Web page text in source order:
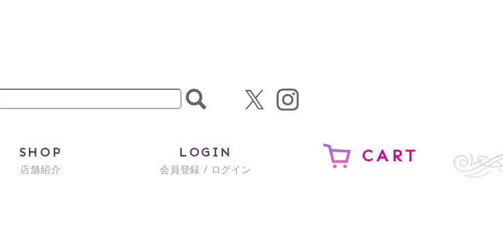
SHOP
店舗紹介
LOGIN
会員登録 / ログイン
CART